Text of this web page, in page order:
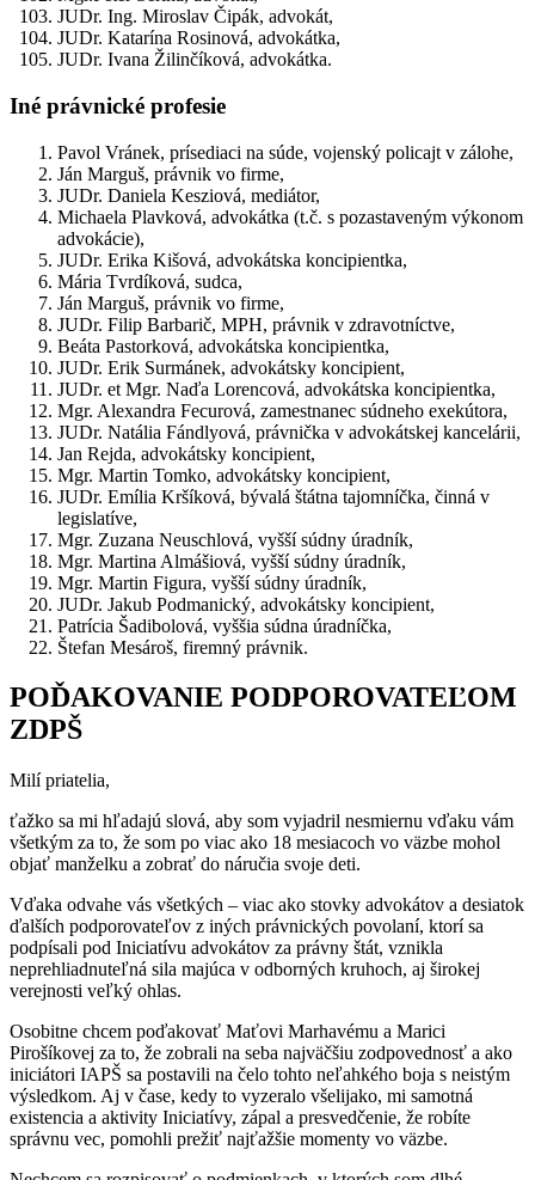
JUDr. Ing. Miroslav Čipák, advokát,
JUDr. Katarína Rosinová, advokátka,
JUDr. Ivana Žilinčíková, advokátka.
Iné právnické profesie
Pavol Vránek, prísediaci na súde, vojenský policajt v zálohe,
Ján Marguš, právnik vo firme,
JUDr. Daniela Kesziová, mediátor,
Michaela Plavková, advokátka (t.č. s pozastaveným výkonom
advokácie),
JUDr. Erika Kišová, advokátska koncipientka,
Mária Tvrdíková, sudca,
Ján Marguš, právnik vo firme,
JUDr. Filip Barbarič, MPH, právnik v zdravotníctve,
Beáta Pastorková, advokátska koncipientka,
JUDr. Erik Surmánek, advokátsky koncipient,
JUDr. et Mgr. Naďa Lorencová, advokátska koncipientka,
Mgr. Alexandra Fecurová, zamestnanec súdneho exekútora,
JUDr. Natália Fándlyová, právnička v advokátskej kancelárii,
Jan Rejda, advokátsky koncipient,
Mgr. Martin Tomko, advokátsky koncipient,
JUDr. Emília Kršíková, bývalá štátna tajomníčka, činná v
legislatíve,
Mgr. Zuzana Neuschlová, vyšší súdny úradník,
Mgr. Martina Almášiová, vyšší súdny úradník,
Mgr. Martin Figura, vyšší súdny úradník,
JUDr. Jakub Podmanický, advokátsky koncipient,
Patrícia Šadibolová, vyššia súdna úradníčka,
Štefan Mesároš, firemný právnik.
POĎAKOVANIE PODPOROVATEĽOM
ZDPŠ
Milí priatelia,
ťažko sa mi hľadajú slová, aby som vyjadril nesmiernu vďaku vám
všetkým za to, že som po viac ako 18 mesiacoch vo väzbe mohol
objať manželku a zobrať do náručia svoje deti.
Vďaka odvahe vás všetkých – viac ako stovky advokátov a desiatok
ďalších podporovateľov z iných právnických povolaní, ktorí sa
podpísali pod Iniciatívu advokátov za právny štát, vznikla
neprehliadnuteľná sila majúca v odborných kruhoch, aj širokej
verejnosti veľký ohlas.
Osobitne chcem poďakovať Maťovi Marhavému a Marici
Pirošíkovej za to, že zobrali na seba najväčšiu zodpovednosť a ako
iniciátori IAPŠ sa postavili na čelo tohto neľahkého boja s neistým
výsledkom. Aj v čase, kedy to vyzeralo všelijako, mi samotná
existencia a aktivity Iniciatívy, zápal a presvedčenie, že robíte
správnu vec, pomohli prežiť najťažšie momenty vo väzbe.